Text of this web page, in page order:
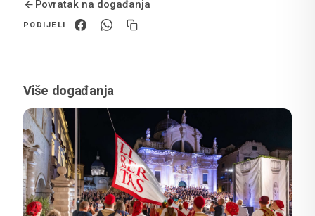
Povratak na događanja
PODIJELI
Više događanja